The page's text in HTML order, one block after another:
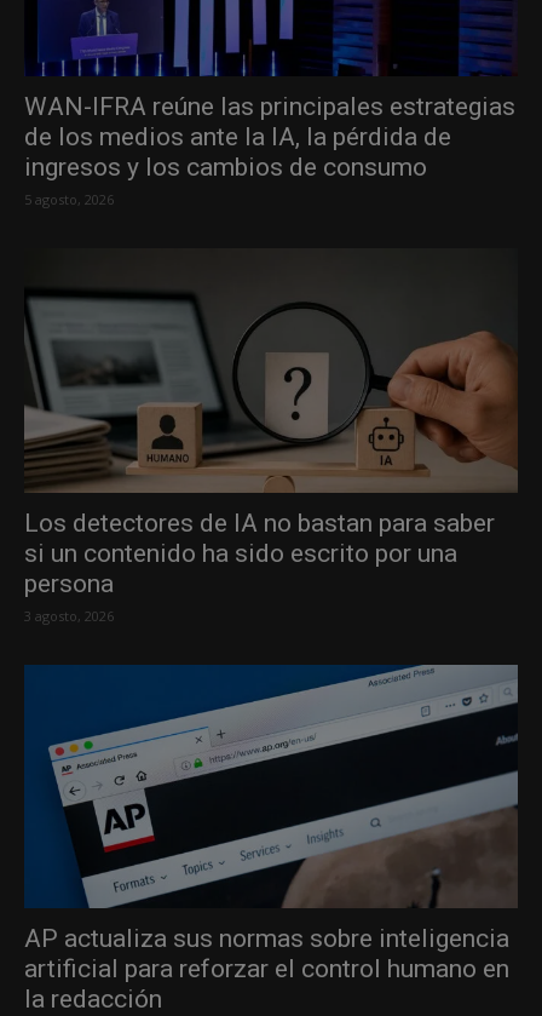
WAN-IFRA reúne las principales estrategias
de los medios ante la IA, la pérdida de
ingresos y los cambios de consumo
5 agosto, 2026
Los detectores de IA no bastan para saber
si un contenido ha sido escrito por una
persona
3 agosto, 2026
AP actualiza sus normas sobre inteligencia
artificial para reforzar el control humano en
la redacción